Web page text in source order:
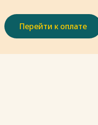
Перейти к оплате